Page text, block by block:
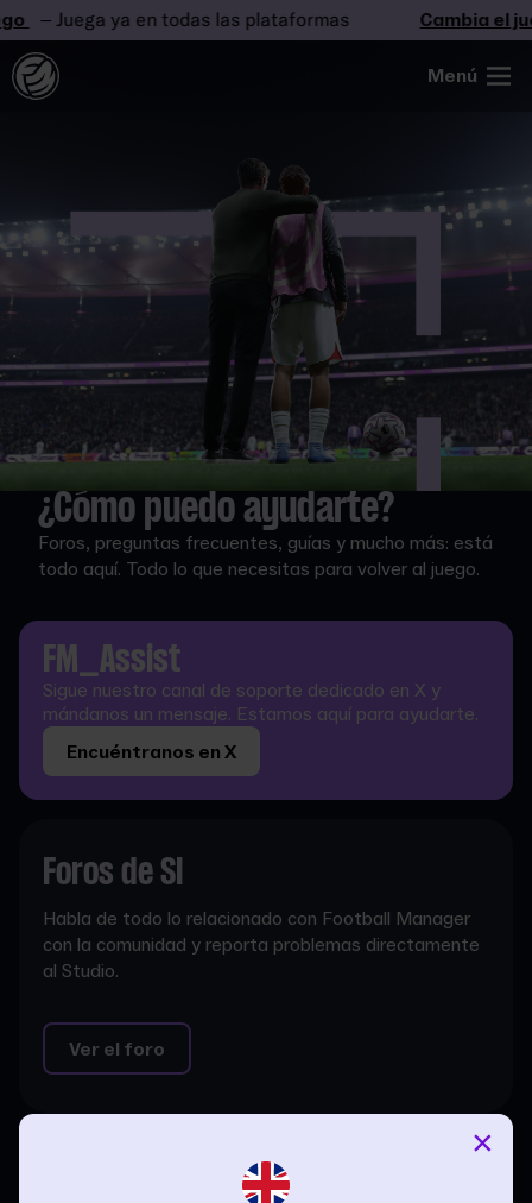
– Juega ya en todas las plataformas Cambia el
Menú
¿Cómo puedo ayudarte?
Foros, preguntas frecuentes, guías y mucho más: está
todo aquí. Todo lo que necesitas para volver al juego.
FM_Assist
Sigue nuestro canal de soporte dedicado en X y
mándanos un mensaje. Estamos aquí para ayudarte.
Encuéntranos en X
Foros de SI
Habla de todo lo relacionado con Football Manager
con la comunidad y reporta problemas directamente
al Studio.
Ver el foro
×